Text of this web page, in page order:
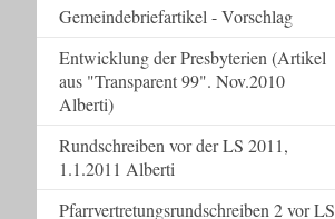
Gemeindebriefartikel - Vorschlag
Entwicklung der Presbyterien (Artikel
aus "Transparent 99". Nov.2010
Alberti)
Rundschreiben vor der LS 2011,
1.1.2011 Alberti
Pfarrvertretungsrundschreiben 2 vor LS